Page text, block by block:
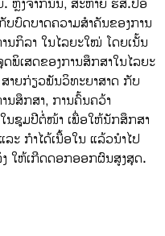
ຫຼັງຈາກນັ້ນ, ສະຫາຍ ຮສ.ປອ
ບົດບາດຄວາມສໍາຄັນຂອງການ
ນກິລາ ໃນໄລຍະໃໝ່ ໂດຍເນັ້ນ
ພິເສດຂອງການສຶກສາໃນໄລຍະ
າຍກ່ຽວພັນວິທະຍາສາດ ກັບ
ນສຶກສາ, ການຄົ້ນຄວ້າ
ນຊຸມປີຕໍ່ໜ້າ ເພື່ອໃຫ້ນັກສຶກສາ
ລະ ກຳໄດ້ເນື້ອໃນ ແລ້ວນຳໄປ
ໃຫ້ເກີດດອກອອກຜົນສູງສຸດ.